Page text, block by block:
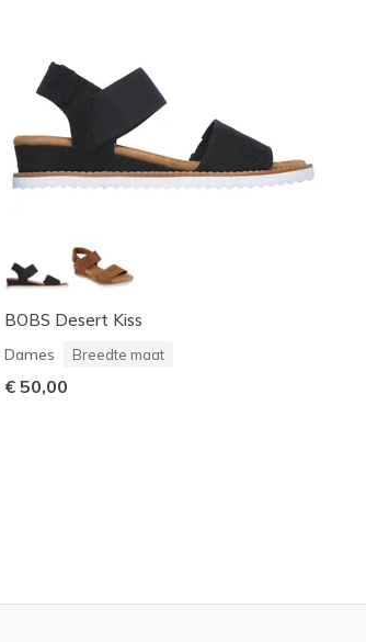
BOBS Desert Kiss
Dames Breedte maat
€ 50,00